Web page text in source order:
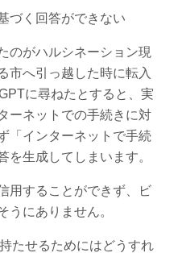
づく回答ができない
のがハルシネーション現
市へ引っ越した時に転入
に尋ねたとすると、実
ーネットでの手続きに対
「インターネットで手続
を生成してしまいます。
用することができず、ビ
うにありません。
たせるためにはどうすれ